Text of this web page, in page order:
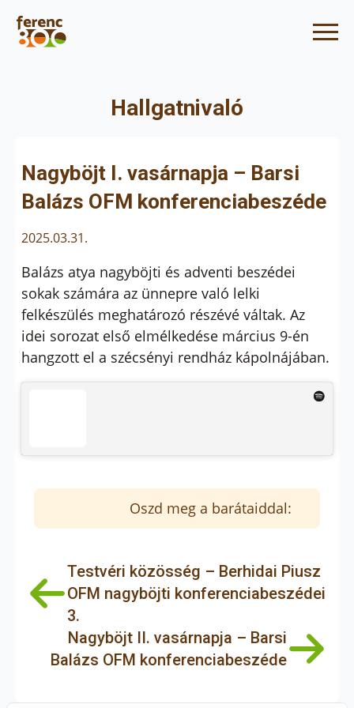
Hallgatnivaló
Nagyböjt I. vasárnapja – Barsi
Balázs OFM konferenciabeszéde
2025.03.31.
Balázs atya nagyböjti és adventi beszédei
sokak számára az ünnepre való lelki
felkészülés meghatározó részévé váltak. Az
idei sorozat első elmélkedése március 9-én
hangzott el a szécsényi rendház kápolnájában.
Oszd meg a barátaiddal:
Testvéri közösség – Berhidai Piusz
OFM nagyböjti konferenciabeszédei
3.
Nagyböjt II. vasárnapja – Barsi
Balázs OFM konferenciabeszéde